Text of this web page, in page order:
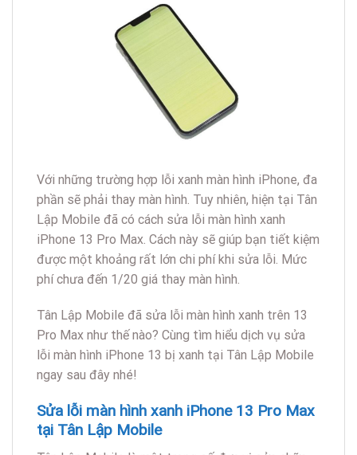
Với những trường hợp lỗi xanh màn hình iPhone, đa
phần sẽ phải thay màn hình. Tuy nhiên, hiện tại Tân
Lập Mobile đã có cách sửa lỗi màn hình xanh
iPhone 13 Pro Max. Cách này sẽ giúp bạn tiết kiệm
được một khoảng rất lớn chi phí khi sửa lỗi. Mức
phí chưa đến 1/20 giá thay màn hình.
Tân Lập Mobile đã sửa lỗi màn hình xanh trên 13
Pro Max như thế nào? Cùng tìm hiểu dịch vụ sửa
lỗi màn hình iPhone 13 bị xanh tại Tân Lập Mobile
ngay sau đây nhé!
Sửa lỗi màn hình xanh iPhone 13 Pro Max
tại Tân Lập Mobile